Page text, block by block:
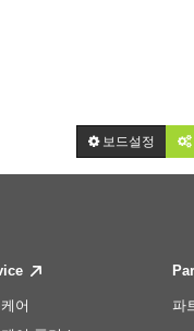
보드설정
어
파